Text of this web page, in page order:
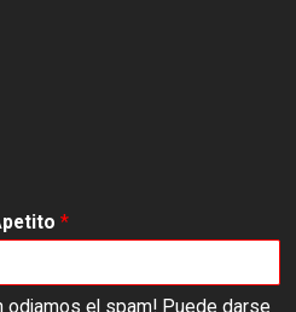
*
odiamos el spam! Puede darse